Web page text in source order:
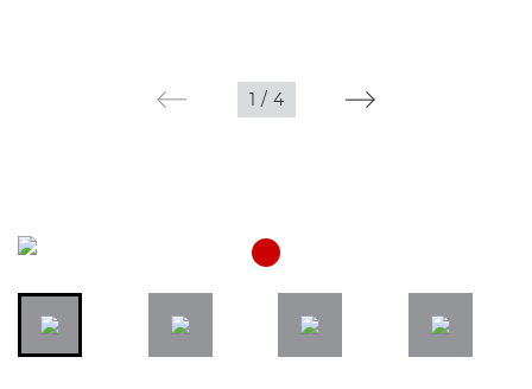
1 / 4